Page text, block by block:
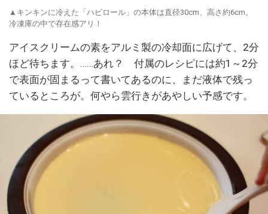
▲キンキンに冷えた「ハピロール」の本体は直径30cm、高さ約6cm。
冷凍庫の中で存在感アリ！
アイスクリームの素をアルミ製の冷却面に広げて、2分
ほど待ちます。……あれ？ 付属のレシピには約1～2分
で表面が固まるって書いてあるのに、まだ液体で残っ
ているところが。何やら雲行きがあやしい予感です。